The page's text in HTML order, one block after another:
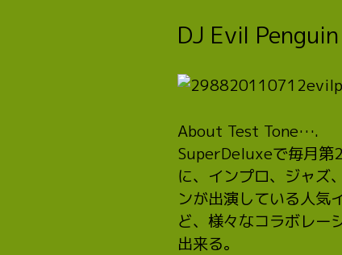
DJ Evil Penguin
About Test Tone….
SuperDeluxeで毎月第
に、インプロ、ジャズ
ンが出演している人気
ど、様々なコラボレー
出来る。